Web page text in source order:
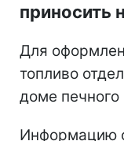
приносить
Для
топливо
доме печного
Информацию